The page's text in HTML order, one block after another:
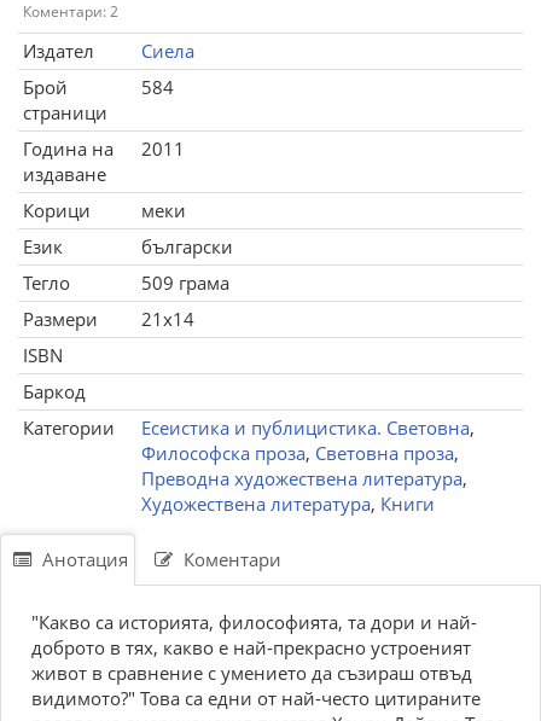
Коментари: 2
Издател
Сиела
Брой
страници
584
Година на
издаване
2011
Корици
меки
Език
български
Тегло
509 грама
Размери
21x14
ISBN
Баркод
Категории
Есеистика и публицистика. Световна,
Философска проза, Световна проза,
Преводна художествена литература,
Художествена литература, Книги
Анотация Коментари
"Какво са историята, философията, та дори и най-
доброто в тях, какво е най-прекрасно устроеният
живот в сравнение с умението да съзираш отвъд
видимото?" Това са едни от най-често цитираните